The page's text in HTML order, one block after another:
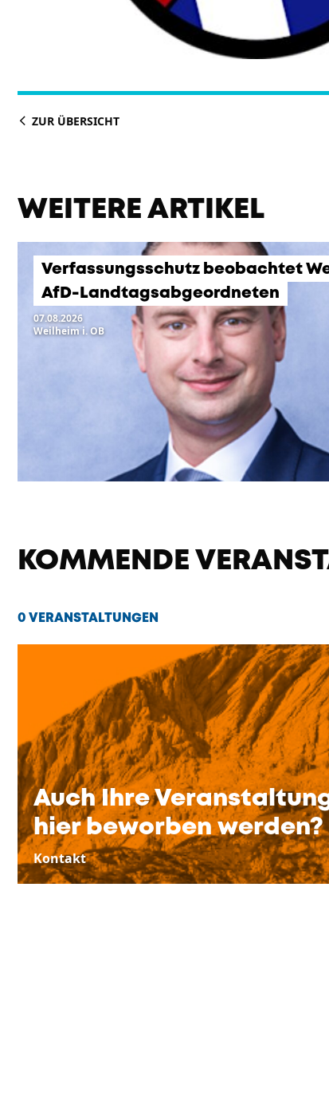
ZUR ÜBERSICHT
WEITERE ARTIKEL
Verfassungsschutz beobachtet
AfD-Landtagsabgeordneten
07.08.2026
Weilheim i. OB
KOMMENDE
0 VERANSTALTUNGEN
Auch Ihre
hier beworben werden?
Kontakt